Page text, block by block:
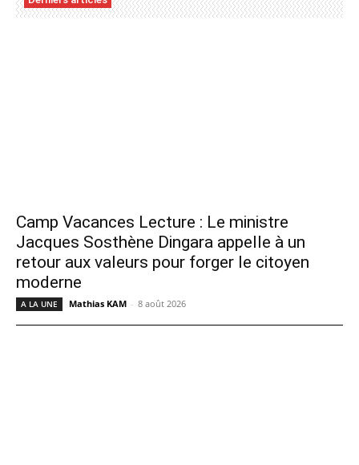
Camp Vacances Lecture : Le ministre
Jacques Sosthène Dingara appelle à un
retour aux valeurs pour forger le citoyen
moderne
A LA UNE Mathias KAM - 8 août 2026